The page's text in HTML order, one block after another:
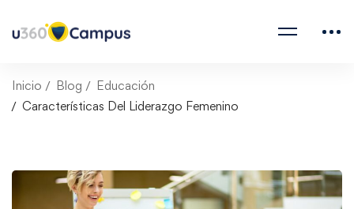
Inicio Blog
Educación
Características Del Liderazgo Femenino